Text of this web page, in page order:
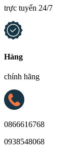
trực tuyến 24/7
Hàng
chính hãng
0866616768
0938548068